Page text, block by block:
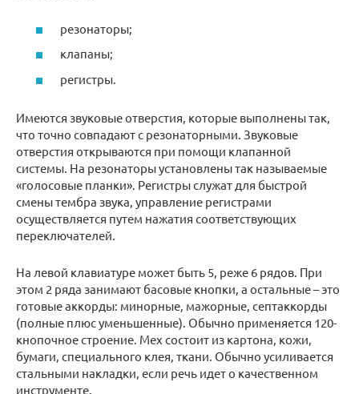
резонаторы;
клапаны;
регистры.
Имеются звуковые отверстия, которые выполнены так,
что точно совпадают с резонаторными. Звуковые
отверстия открываются при помощи клапанной
системы. На резонаторы установлены так называемые
«голосовые планки». Регистры служат для быстрой
смены тембра звука, управление регистрами
осуществляется путем нажатия соответствующих
переключателей.
На левой клавиатуре может быть 5, реже 6 рядов. При
этом 2 ряда занимают басовые кнопки, а остальные – это
готовые аккорды: минорные, мажорные, септаккорды
(полные плюс уменьшенные). Обычно применяется 120-
кнопочное строение. Мех состоит из картона, кожи,
бумаги, специального клея, ткани. Обычно усиливается
стальными накладки, если речь идет о качественном
инструменте.